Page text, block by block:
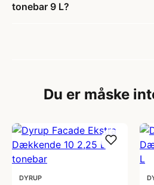
tonebar 9 L?
Du er måske
DYRUP